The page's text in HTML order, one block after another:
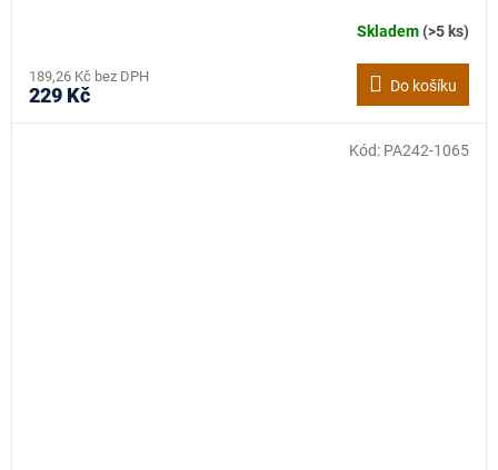
Skladem(>5 ks)
189,26 Kč bez DPH
229 Kč Do košíku
Kód: PA242-1065